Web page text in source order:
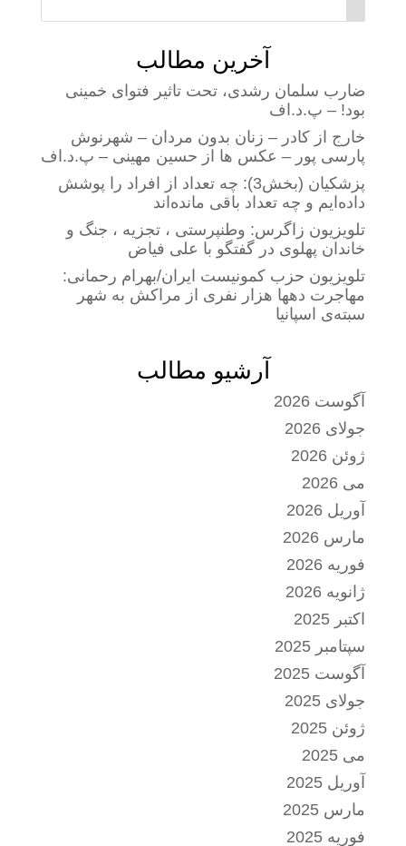
آخرین مطالب
ضارب سلمان رشدی، تحت تاثیر فتوای خمینی
بود! – پ.د.اف
خارج از کادر – زنان بدون مردان – شهرنوش
پارسی پور – عکس ها از حسین مهینی – پ.د.اف
پزشکیان (بخش3): چه تعداد از افراد را پوشش
داده‌ایم و چه تعداد باقی مانده‌اند
تلویزیون زاگرس: وطنپرستی ، تجزیه ، جنگ و
خاندان پهلوی در گفتگو با علی فیاض
تلویزیون حزب کمونیست ایران/بهرام رحمانی:
مهاجرت دهها هزار نفری از مراکش به شهر
سبته‌ی اسپانیا
آرشیو مطالب
آگوست 2026
جولای 2026
ژوئن 2026
می 2026
آوریل 2026
مارس 2026
فوریه 2026
ژانویه 2026
اکتبر 2025
سپتامبر 2025
آگوست 2025
جولای 2025
ژوئن 2025
می 2025
آوریل 2025
مارس 2025
فوریه 2025